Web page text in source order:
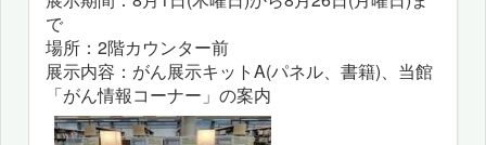
で
場所：2階カウンター前
展示内容：がん展示キットA(パネル、書籍)、当館
「がん情報コーナー」の案内